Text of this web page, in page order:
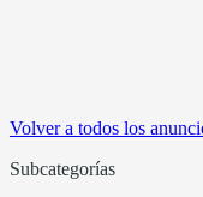
Volver a todos los
Subcategorías